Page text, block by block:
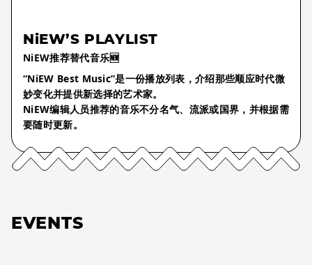
NiEW’S PLAYLIST
NiEW推荐替代音乐🆕
“NiEW Best Music”是一份播放列表，介绍那些顺应时代微
妙变化并提供新选择的艺术家。
NiEW编辑人员推荐的音乐不分名气、流派或国界，并根据需
要随时更新。
EVENTS